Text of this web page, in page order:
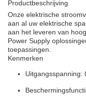
Productbeschrijving
Onze elektrische
aan al uw elektrische
aan het leveren van
Power Supply
toepassingen.
Kenmerken
Uitgangsspanning: